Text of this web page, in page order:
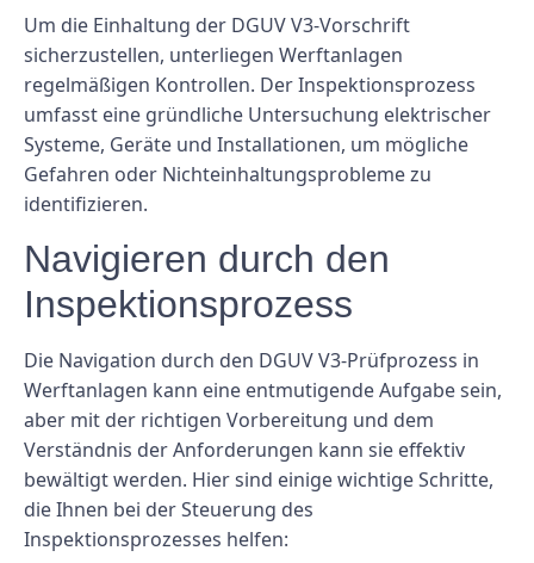
Um die Einhaltung der DGUV V3-Vorschrift
sicherzustellen, unterliegen Werftanlagen
regelmäßigen Kontrollen. Der Inspektionsprozess
umfasst eine gründliche Untersuchung elektrischer
Systeme, Geräte und Installationen, um mögliche
Gefahren oder Nichteinhaltungsprobleme zu
identifizieren.
Navigieren durch den
Inspektionsprozess
Die Navigation durch den DGUV V3-Prüfprozess in
Werftanlagen kann eine entmutigende Aufgabe sein,
aber mit der richtigen Vorbereitung und dem
Verständnis der Anforderungen kann sie effektiv
bewältigt werden. Hier sind einige wichtige Schritte,
die Ihnen bei der Steuerung des
Inspektionsprozesses helfen: